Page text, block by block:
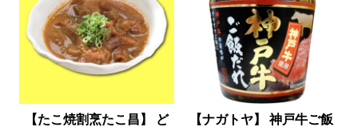
【たこ焼割烹たこ昌】 ど
【ナガトヤ】 神戸牛ご飯